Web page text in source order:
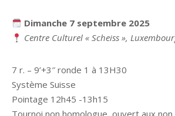
Dimanche 7 septembre 2025
Centre Culturel « Scheiss »,
7 r. – 9’+3″ ronde 1 à 13H30
Système Suisse
Pointage 12h45 -13h15
Tournoi non homologue, ouvert aux non